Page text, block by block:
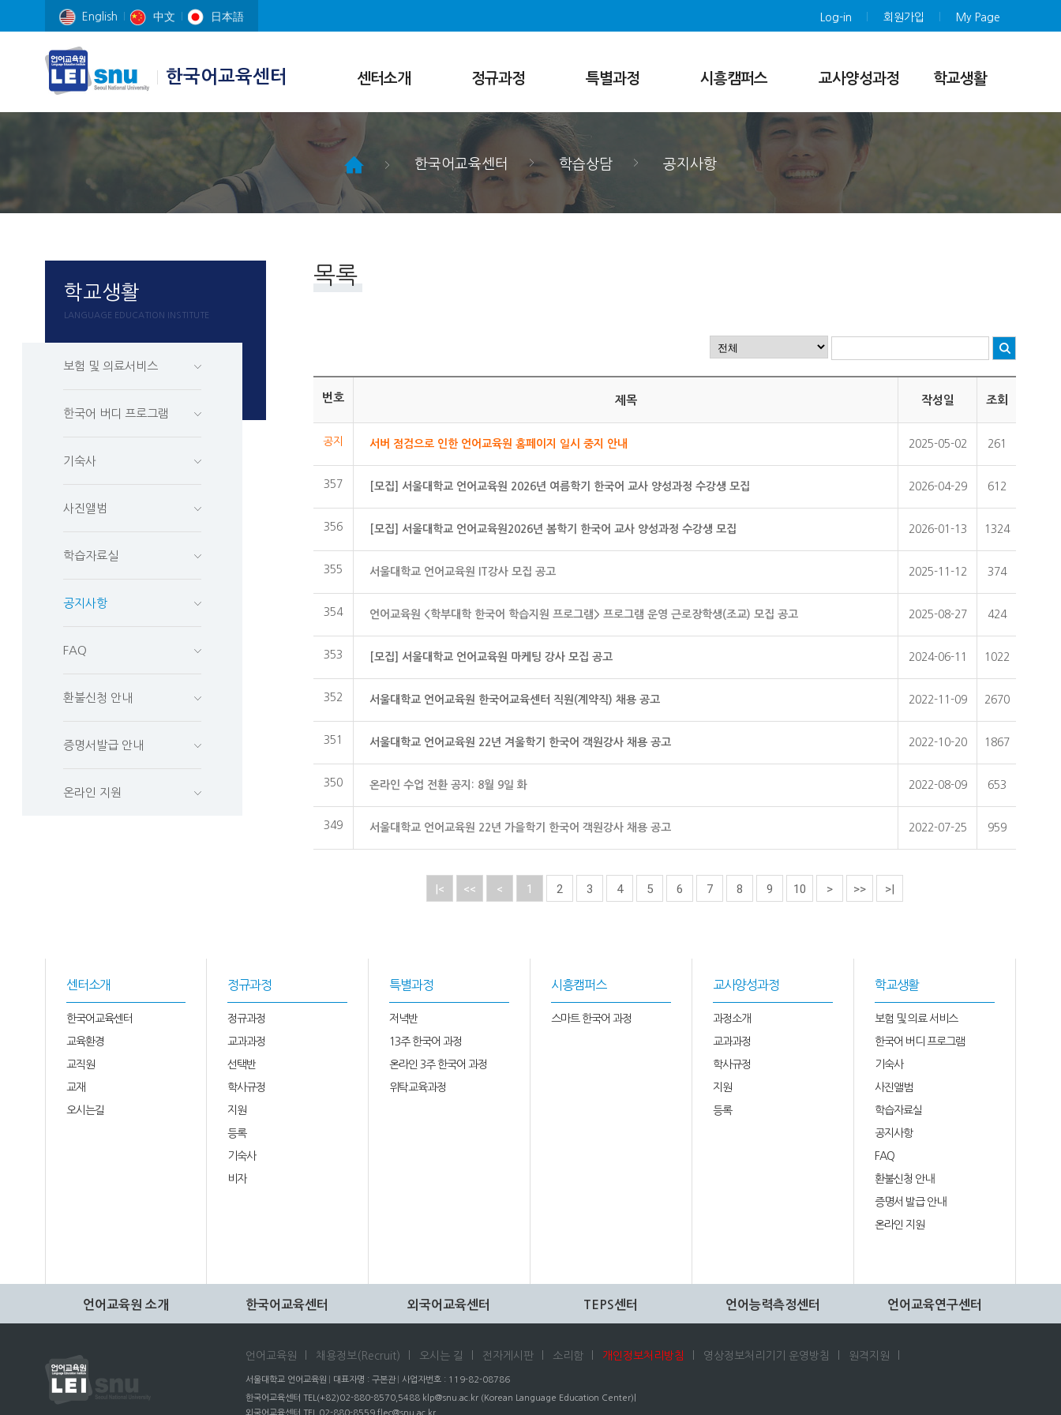
English 中文 日本語 Log-in 회원가입 My Page
한국어교육센터 센터소개
교직원
교재
오시는길
정규과정
교과과정
학사규정
특별과정
과정
위탁교육과정
시흥캠퍼스 교사양성과정
교과과정
지원
학교생활
한국어교육센터 학습상담 공지사항
목록
번호 제목 작성일 조회
공지 서버 점검으로 인한 언어교육원 홈페이지 일시 중지 안내 2025-05-02 261
357 [모집] 서울대학교 언어교육원 2026년 여름학기 한국어 교사 양성과정 수강생 모집 2026-04-29 612
356 [모집] 서울대학교 언어교육원2026년 봄학기 한국어 교사 양성과정 수강생 모집 2026-01-13 1324
355 서울대학교 언어교육원 IT강사 모집 공고 2025-11-12 374
354 언어교육원 <학부대학 한국어 학습지원 프로그램> 프로그램 운영 근로장학생(조교) 모집 공고 2025-08-27 424
353 [모집] 서울대학교 언어교육원 마케팅 강사 모집 공고 2024-06-11 1022
352 서울대학교 언어교육원 한국어교육센터 직원(계약직) 채용 공고 2022-11-09 2670
351 서울대학교 언어교육원 22년 겨울학기 한국어 객원강사 채용 공고 2022-10-20 1867
350 온라인 수업 전환 공지: 8월 9일 화 2022-08-09 653
349 서울대학교 언어교육원 22년 가을학기 한국어 객원강사 채용 공고 2022-07-25 959
|< << < 1 2 3 4 5 6 7 8 9 10 > >> >|
학교생활
LANGUAGE EDUCATION INSTITUTE
보험 및 의료서비스
한국어 버디 프로그램
기숙사
사진앨범
학습자료실
공지사항
FAQ
환불신청 안내
증명서발급 안내
온라인 지원
센터소개
한국어교육센터
교육환경
교직원
교재
오시는길
정규과정
정규과정
교과과정
선택반
학사규정
지원
등록
기숙사
비자
특별과정
저녁반
13주 한국어 과정
온라인 3주 한국어 과정
위탁교육과정
시흥캠퍼스
스마트 한국어 과정
교사양성과정
과정소개
교과과정
학사규정
지원
등록
학교생활
보험 및 의료 서비스
한국어 버디 프로그램
기숙사
사진앨범
학습자료실
공지사항
FAQ
환불신청 안내
증명서 발급 안내
온라인 지원
언어교육원 소개 한국어교육센터 외국어교육센터 TEPS센터 언어능력측정센터 언어교육연구센터
언어교육원 채용정보(Recruit) 오시는 길 전자게시판 소리함 개인정보처리방침 영상정보처리기기 운영방침 원격지원
서울대학교 언어교육원 대표자명 : 구본관 사업자번호 : 119-82-08786
한국어교육센터 TEL(+82)02-880-8570,5488 klp@snu.ac.kr (Korean Language Education Center)|
외국어교육센터 TEL 02-880-8559 flec@snu.ac.kr